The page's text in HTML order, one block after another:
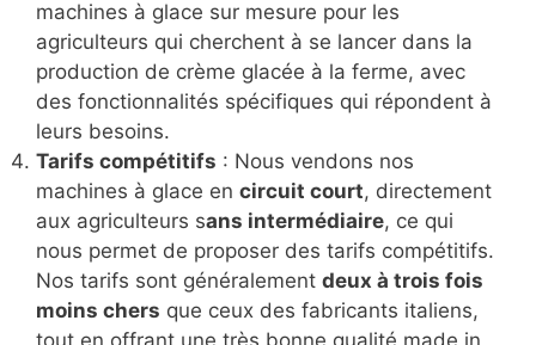
machines à glace sur mesure pour les
agriculteurs qui cherchent à se lancer dans la
production de crème glacée à la ferme, avec
des fonctionnalités spécifiques qui répondent à
leurs besoins.
Tarifs compétitifs : Nous vendons nos
machines à glace en circuit court, directement
aux agriculteurs sans intermédiaire, ce qui
nous permet de proposer des tarifs compétitifs.
Nos tarifs sont généralement deux à trois fois
moins chers que ceux des fabricants italiens,